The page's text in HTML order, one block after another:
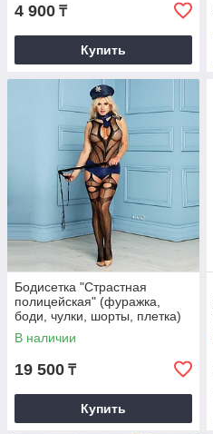
4 900 ₸
Купить
Бодисетка "Страстная
полицейская" (фуражка,
боди, чулки, шорты, плетка)
В наличии
19 500 ₸
Купить